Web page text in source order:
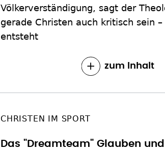
Völkerverständigung, sagt der
gerade Christen auch kritisch sein
entsteht
zum Inhalt
CHRISTEN IM SPORT
Das "Dreamteam" Glauben